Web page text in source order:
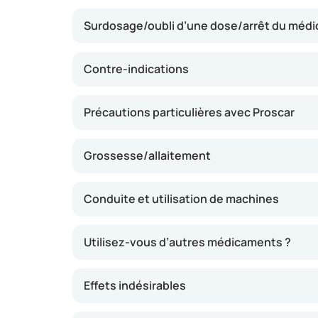
peut faciliter la miction et réduire la
immédiatement et n’est pas destiné à un
Surdosage/oubli d’une dose/arrêt du
Contre-indications
Précautions particulières avec Proscar
Grossesse/allaitement
Conduite et utilisation de machines
Utilisez-vous d’autres médicaments ?
Effets indésirables